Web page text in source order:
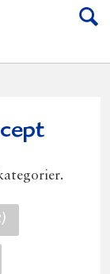
Norrmejerier